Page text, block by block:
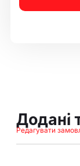
Додані
Редагувати